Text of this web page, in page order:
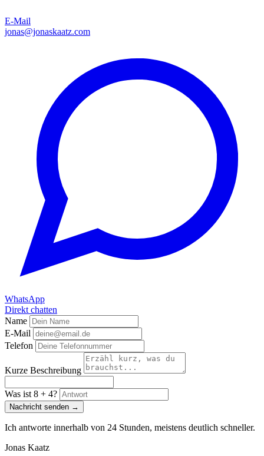
E-Mail
jonas@jonaskaatz.com
WhatsApp
Direkt chatten
Name
E-Mail
Telefon
Kurze Beschreibung
Was ist 8 + 4?
Nachricht senden
Ich antworte innerhalb von 24 Stunden, meistens deutlich schneller.
Jonas Kaatz